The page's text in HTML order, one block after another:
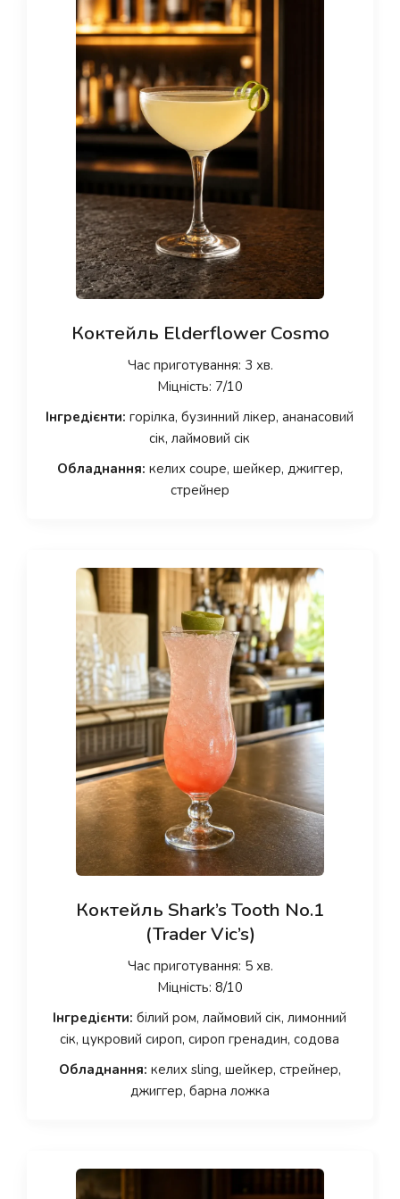
Коктейль Elderflower Cosmo
Час приготування: 3 хв.
Міцність: 7/10
Інгредієнти: горілка, бузинний лікер, ананасовий
сік, лаймовий сік
Обладнання: келих coupe, шейкер, джиггер,
стрейнер
Коктейль Shark’s Tooth No.1
(Trader Vic’s)
Час приготування: 5 хв.
Міцність: 8/10
Інгредієнти: білий ром, лаймовий сік, лимонний
сік, цукровий сироп, сироп гренадин, содова
Обладнання: келих sling, шейкер, стрейнер,
джиггер, барна ложка